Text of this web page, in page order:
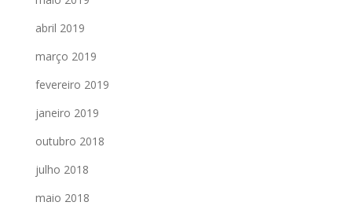
abril 2019
março 2019
fevereiro 2019
janeiro 2019
outubro 2018
julho 2018
maio 2018